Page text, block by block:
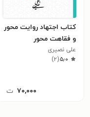
کتاب اجتهاد روایت محور
و فقاهت محور
علی نصیری
۵٫۰(۲)
۷۰,۰۰۰ ت